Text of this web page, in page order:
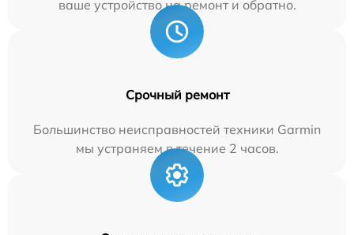
ваше устройство на ремонт и обратно.
Срочный ремонт
Большинство неисправностей техники Garmin
мы устраняем в течение 2 часов.